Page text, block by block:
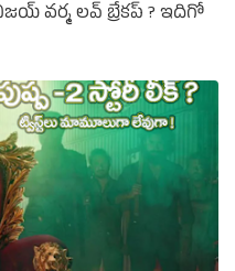
విజయ్‌ వర్మ లవ్‌ బ్రేకప్‌ ? ఇదిగో